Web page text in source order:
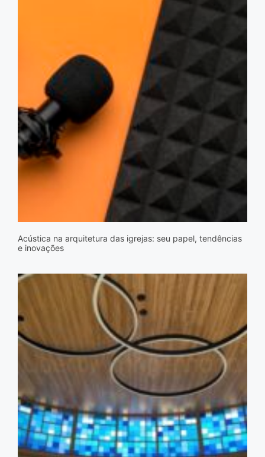
Acústica na arquitetura das igrejas: seu papel, tendências
e inovações